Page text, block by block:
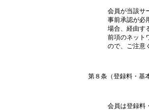
会員が当該サ
事前承認が必
場合、経由す
前項のネット
会員は登録料